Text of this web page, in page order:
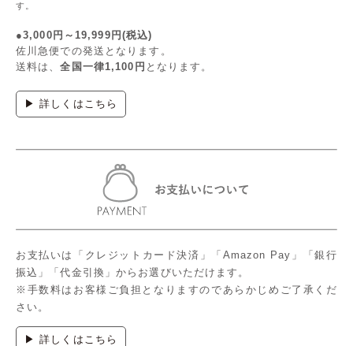
す。
●3,000円～19,999円(税込)
佐川急便での発送となります。
送料は、全国一律1,100円 となります。
▶ 詳しくはこちら
お支払いは「クレジットカード決済」「Amazon Pay」「銀行
振込」「代金引換」からお選びいただけます。
※手数料はお客様ご負担となりますのであらかじめご了承くだ
さい。
▶ 詳しくはこちら